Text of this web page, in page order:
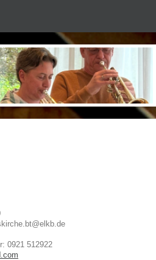
0921 512922